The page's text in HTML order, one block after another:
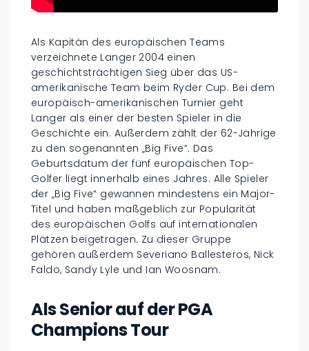
Als Kapitän des europäischen Teams
verzeichnete Langer 2004 einen
geschichtsträchtigen Sieg über das US-
amerikanische Team beim Ryder Cup. Bei dem
europäisch-amerikanischen Turnier geht
Langer als einer der besten Spieler in die
Geschichte ein. Außerdem zählt der 62-Jährige
zu den sogenannten „Big Five“. Das
Geburtsdatum der fünf europäischen Top-
Golfer liegt innerhalb eines Jahres. Alle Spieler
der „Big Five“ gewannen mindestens ein Major-
Titel und haben maßgeblich zur Popularität
des europäischen Golfs auf internationalen
Plätzen beigetragen. Zu dieser Gruppe
gehören außerdem Severiano Ballesteros, Nick
Faldo, Sandy Lyle und Ian Woosnam.
Als Senior auf der PGA
Champions Tour